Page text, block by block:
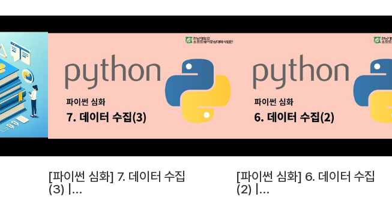
[파이썬 심화] 7. 데이터 수집
(3) |
[파이썬 심화] 6. 데이터 수집
(2) |